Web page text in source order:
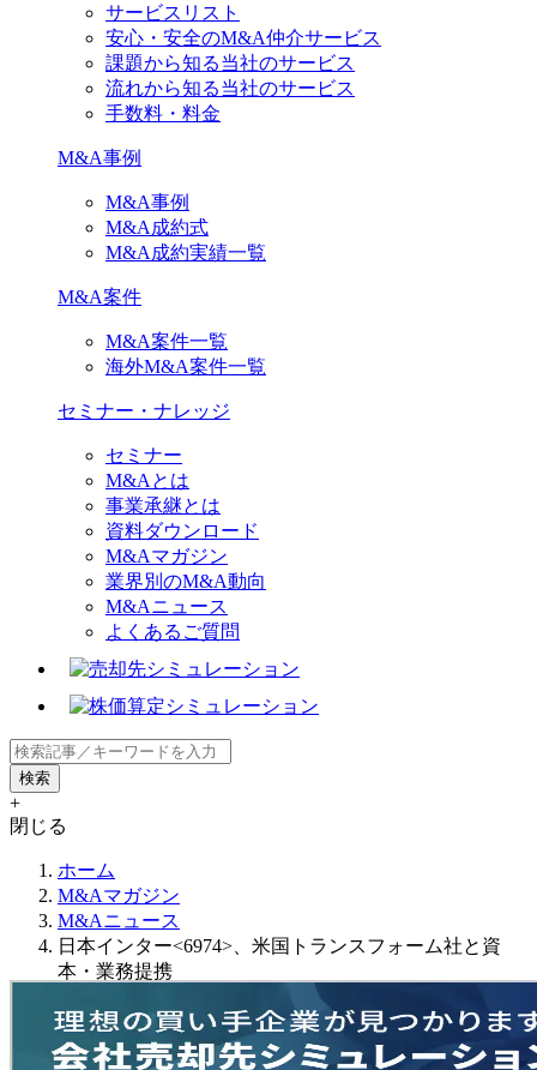
サービスリスト
安心・安全のM&A仲介サービス
課題から知る当社のサービス
流れから知る当社のサービス
手数料・料金
M&A事例
M&A事例
M&A成約式
M&A成約実績一覧
M&A案件
M&A案件一覧
海外M&A案件一覧
セミナー・ナレッジ
セミナー
M&Aとは
事業承継とは
資料ダウンロード
M&Aマガジン
業界別のM&A動向
M&Aニュース
よくあるご質問
+
閉じる
ホーム
M&Aマガジン
M&Aニュース
日本インター<6974>、米国トランスフォーム社と資
本・業務提携